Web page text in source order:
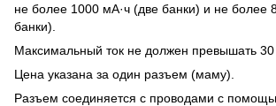
не более 1000 мА·ч (две банки) и не более
банки).
Максимальный ток не должен превышать 30
Цена указана за один разъем (маму).
Разъем соединяется с проводами с